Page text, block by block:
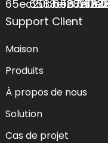
Support Client
Maison
Produits
À propos de nous
Solution
Cas de projet